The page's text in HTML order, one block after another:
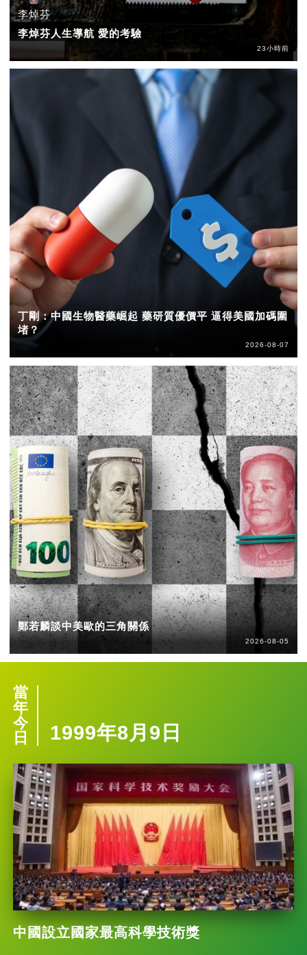
李焯芬
李焯芬人生導航 愛的考驗
23小時前
丁剛：中國生物醫藥崛起 藥研質優價平 逼得美國加碼圍
堵？
2026-08-07
鄭若麟談中美歐的三角關係
2026-08-05
當
年
今
日
1999年8月9日
中國設立國家最高科學技術獎